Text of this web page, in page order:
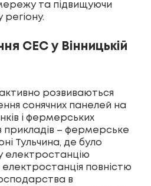
та підвищуючи
регіону.
СЕС у Вінницькій
активно розвиваються
сонячних панелей на
і фермерських
прикладів – фермерське
Тульчина, де було
електростанцію
повністю
в